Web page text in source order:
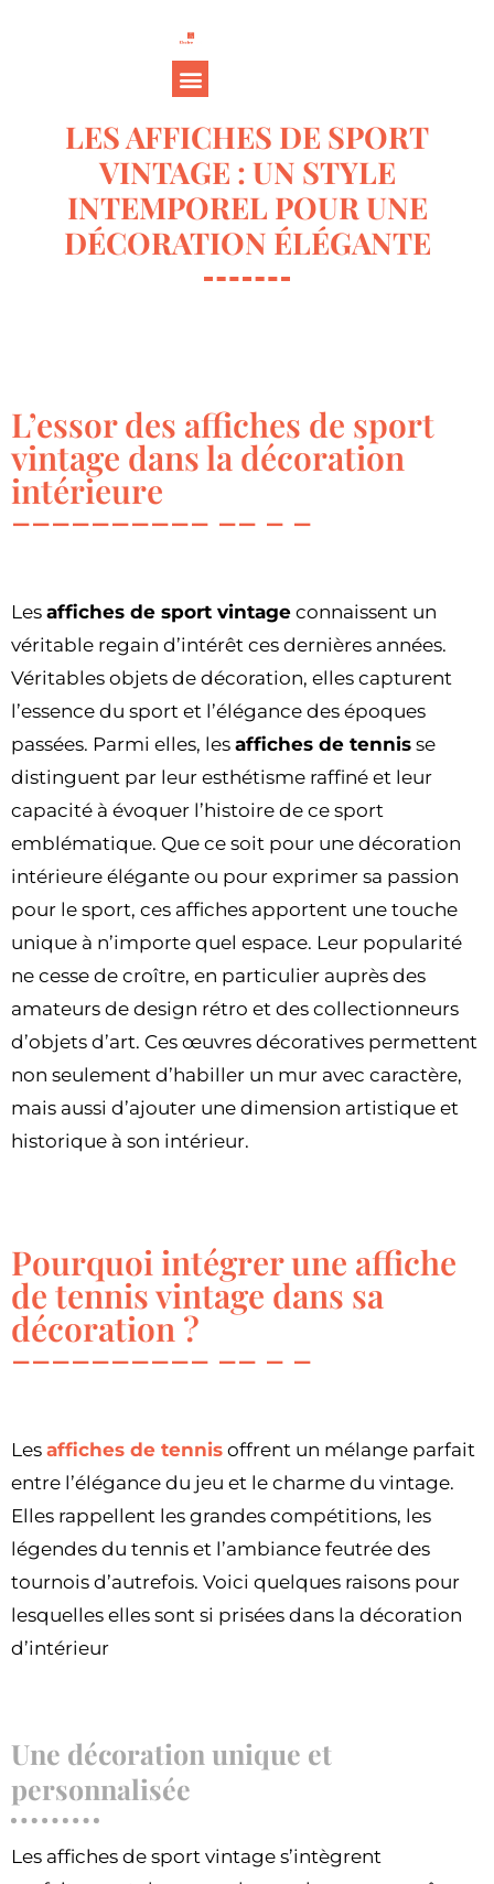
LES AFFICHES DE SPORT
VINTAGE : UN STYLE
INTEMPOREL POUR UNE
DÉCORATION ÉLÉGANTE
L’essor des affiches de sport
vintage dans la décoration
intérieure
Les affiches de sport vintage connaissent un
véritable regain d’intérêt ces dernières années.
Véritables objets de décoration, elles capturent
l’essence du sport et l’élégance des époques
passées. Parmi elles, les affiches de tennis se
distinguent par leur esthétisme raffiné et leur
capacité à évoquer l’histoire de ce sport
emblématique. Que ce soit pour une décoration
intérieure élégante ou pour exprimer sa passion
pour le sport, ces affiches apportent une touche
unique à n’importe quel espace. Leur popularité
ne cesse de croître, en particulier auprès des
amateurs de design rétro et des collectionneurs
d’objets d’art. Ces œuvres décoratives permettent
non seulement d’habiller un mur avec caractère,
mais aussi d’ajouter une dimension artistique et
historique à son intérieur.
Pourquoi intégrer une affiche
de tennis vintage dans sa
décoration ?
Les affiches de tennis offrent un mélange parfait
entre l’élégance du jeu et le charme du vintage.
Elles rappellent les grandes compétitions, les
légendes du tennis et l’ambiance feutrée des
tournois d’autrefois. Voici quelques raisons pour
lesquelles elles sont si prisées dans la décoration
d’intérieur
Une décoration unique et
personnalisée
Les affiches de sport vintage s’intègrent